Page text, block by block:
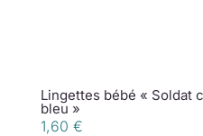
Lingettes bébé « Soldat
bleu »
1,60 €